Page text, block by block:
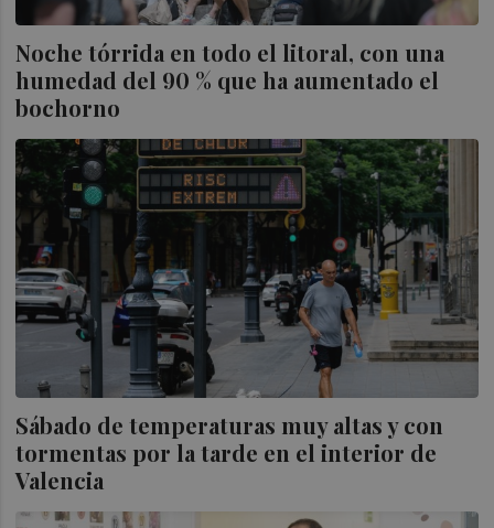
Noche tórrida en todo el litoral, con una
humedad del 90 % que ha aumentado el
bochorno
Sábado de temperaturas muy altas y con
tormentas por la tarde en el interior de
Valencia